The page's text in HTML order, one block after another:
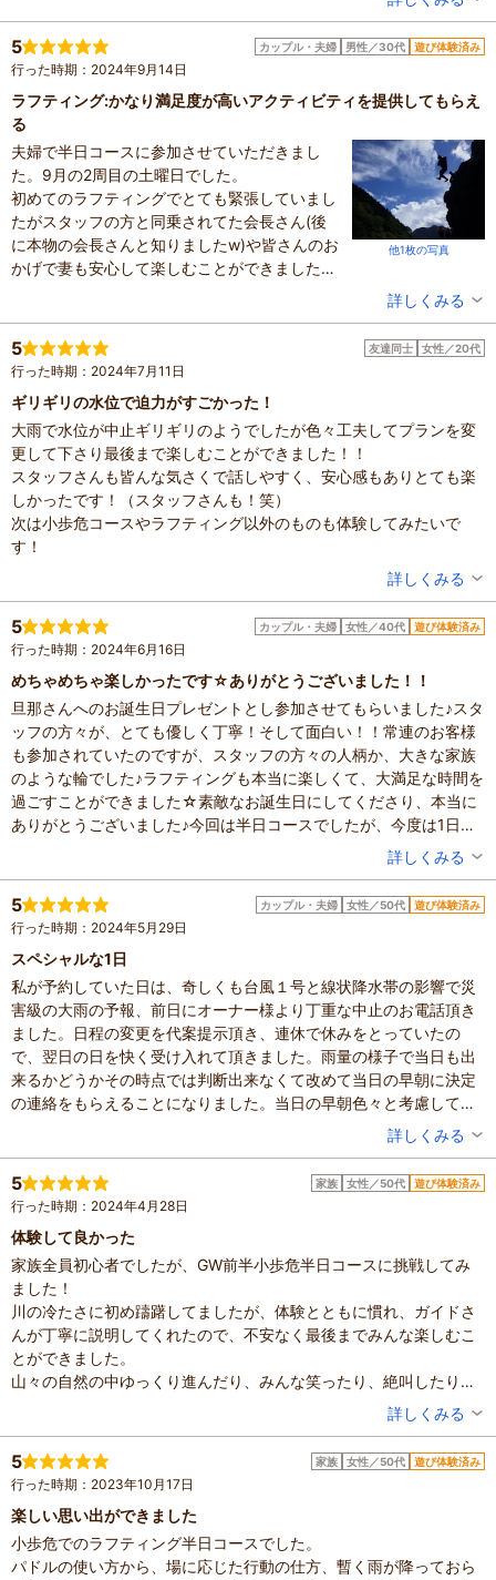
りながら臨場感あふれる写真をいっぱいとってくれます。もうびっ
くりです！またおじゃまします！
滞在時間：3時間以上
人数：2人
家族の内訳：その他
子供の年齢：13歳以上
設備の有無：駐車場、トイレ、手荷物預かり所、休憩所
投稿日：2025年8月16日
体験した高評価プラン
＼ラフティングより刺激が欲しい方必見！／《ハイドロスピ
ード》最高で強烈な遊びはコチラ！
10,000円～
※最新のプラン内容はクチコミ投稿時と異なる場合があります。
5 カップル・夫婦 男性／30代 遊び体験済み
行った時期：2024年9月14日
ラフティング:かなり満足度が高いアクティビティを提供してもらえ
る
他1枚の写真
夫婦で半日コースに参加させていただきまし
た。9月の2周目の土曜日でした。
初めてのラフティングでとても緊張していまし
たがスタッフの方と同乗されてた会長さん(後
に本物の会長さんと知りましたw)や皆さんのお
かげで妻も安心して楽しむことができました。
まいもっとしたい欲が出てきましたw
次は5月の15から30日の間に行かせていただき
たいと思います。
※ハマりますご注意くださいw
滞在時間：2～3時間
設備の有無：駐車場、トイレ、手荷物預かり所
投稿日：2024年9月15日
体験した高評価プラン
<吉野川>【午前or午後の激流半日コース】日本一の激流の
世界へご案内！ラフティング
5,000円～
※最新のプラン内容はクチコミ投稿時と異なる場合があります。
予約時は必ずプラン詳細をご確認ください。
詳しくみる
5 友達同士 女性／20代
行った時期：2024年7月11日
ギリギリの水位で迫力がすごかった！
大雨で水位が中止ギリギリのようでしたが色々工夫してプランを変
更して下さり最後まで楽しむことができました！！
スタッフさんも皆んな気さくで話しやすく、安心感もありとても楽
しかったです！（スタッフさんも！笑）
次は小歩危コースやラフティング以外のものも体験してみたいで
す！
滞在時間：3時間以上
人数：3人～5人
設備の有無：駐車場、トイレ、手荷物預かり所、休憩所
投稿日：2024年7月11日
詳しくみる
5 カップル・夫婦 女性／40代 遊び体験済み
行った時期：2024年6月16日
めちゃめちゃ楽しかったです☆ありがとうございました！！
旦那さんへのお誕生日プレゼントとし参加させてもらいました♪スタ
ッフの方々が、とても優しく丁寧！そして面白い！！常連のお客様
も参加されていたのですが、スタッフの方々の人柄か、大きな家族
のような輪でした♪ラフティングも本当に楽しくて、大満足な時間を
過ごすことができました☆素敵なお誕生日にしてくださり、本当に
ありがとうございました♪今回は半日コースでしたが、今度は1日コ
滞在時間：3時間以上
設備の有無：駐車場、トイレ、手荷物預かり所、休憩所
投稿日：2024年6月19日
体験した高評価プラン
<吉野川>【午前or午後の激流半日コース】日本一の激流の
世界へご案内！ラフティング
大人 5,000円～
※最新のプラン内容はクチコミ投稿時と異なる場合があります。
予約時は必ずプラン詳細をご確認ください。
詳しくみる
5 カップル・夫婦 女性／50代 遊び体験済み
行った時期：2024年5月29日
スペシャルな1日
私が予約していた日は、奇しくも台風１号と線状降水帯の影響で災
害級の大雨の予報、前日にオーナー様より丁重な中止のお電話頂き
ました。日程の変更を代案提示頂き、連休で休みをとっていたの
で、翌日の日を快く受け入れて頂きました。雨量の様子で当日も出
来るかどうかその時点では判断出来なくて改めて当日の早朝に決定
の連絡をもらえることになりました。当日の早朝色々と考慮して下
さり、予定通りアクティビティをしていただける運びとなりまし
た。当日も笑顔で出迎えて頂き、通常よりも長いコースでとても楽
しいラフティング体験が出来ました。初めてでしたがとても丁寧な
ご指導のもと安心して最後まで楽しむことが出来ました。何よりも
オーナー様とスタッフの皆様全員の方々のお人柄が素晴らしく、会
社の雰囲気がとても楽しそうで、こちらも自然と笑顔になれまし
た。
土砂崩れなどの被害で大変な最中、こちらの都合に合わせていただ
いた事ありがとうございました。
次回も是非とも参加できればと思います。
また、楽しいラフティングをやりたいです。
ラフティング最高！
滞在時間：3時間以上
設備の有無：駐車場、トイレ、手荷物預かり所、休憩所
投稿日：2024年5月30日
体験した高評価プラン
<吉野川>【思いっきり楽しむ1日コース】日本一の激流の世
10,500円～
※最新のプラン内容はクチコミ投稿時と異なる場合があります。
予約時は必ずプラン詳細をご確認ください。
詳しくみる
5 家族 女性／50代 遊び体験済み
行った時期：2024年4月28日
体験して良かった
家族全員初心者でしたが、GW前半小歩危半日コースに挑戦してみ
ました！
川の冷たさに初め躊躇してましたが、体験とともに慣れ、ガイドさ
んが丁寧に説明してくれたので、不安なく最後までみんな楽しむこ
とができました。
山々の自然の中ゆっくり進んだり、みんな笑ったり、絶叫したり、
川に飛びこんだり最近こんな経験をしてなかったので貴重な体験と
写真もたくさん撮ってくれてたので嬉しかったです。
オーナーさん、ガイドさんお世話になりました。
大切な思い出になりました。
ありがとうございました。
滞在時間：3時間以上
人数：3人～5人
家族の内訳：お子様、配偶者
子供の年齢：13歳以上
投稿日：2024年5月11日
詳しくみる
5 家族 女性／50代 遊び体験済み
行った時期：2023年10月17日
楽しい思い出ができました
小歩危でのラフティング半日コースでした。
パドルの使い方から、場に応じた行動の仕方、暫く雨が降っておら